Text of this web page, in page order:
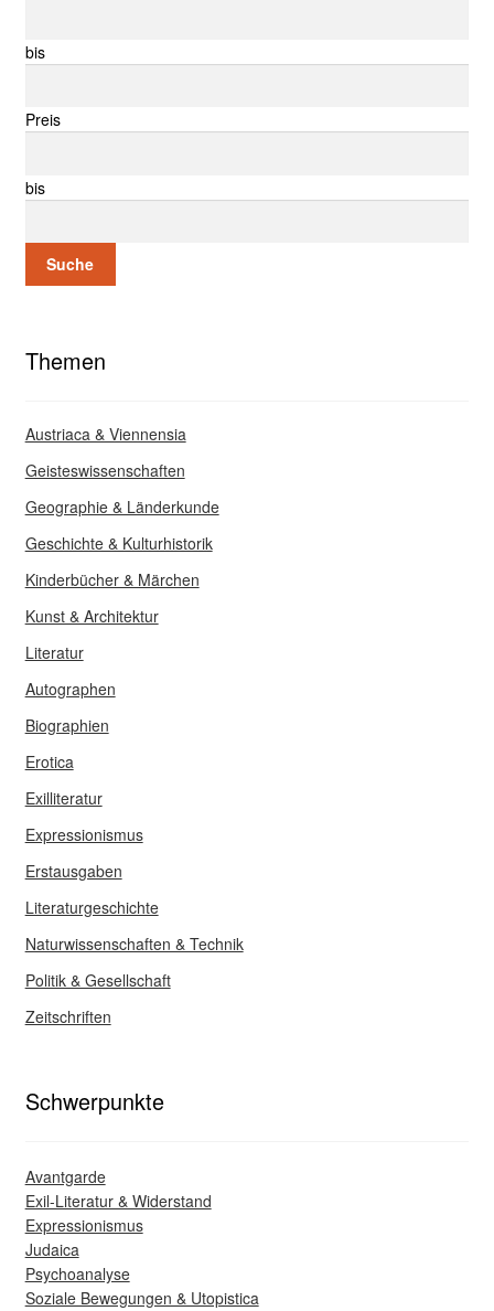
bis
Preis
bis
Suche
Themen
Austriaca & Viennensia
Geisteswissenschaften
Geographie & Länderkunde
Geschichte & Kulturhistorik
Kinderbücher & Märchen
Kunst & Architektur
Literatur
Autographen
Biographien
Erotica
Exilliteratur
Expressionismus
Erstausgaben
Literaturgeschichte
Naturwissenschaften & Technik
Politik & Gesellschaft
Zeitschriften
Schwerpunkte
Avantgarde
Exil-Literatur & Widerstand
Expressionismus
Judaica
Psychoanalyse
Soziale Bewegungen & Utopistica